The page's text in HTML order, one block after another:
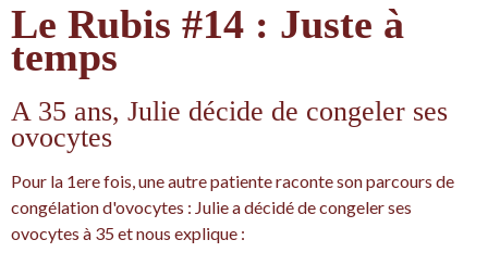
Le Rubis #14 : Juste à
temps
A 35 ans, Julie décide de congeler ses
ovocytes
Pour la 1ere fois, une autre patiente raconte son parcours de
congélation d'ovocytes : Julie a décidé de congeler ses
ovocytes à 35 et nous explique :